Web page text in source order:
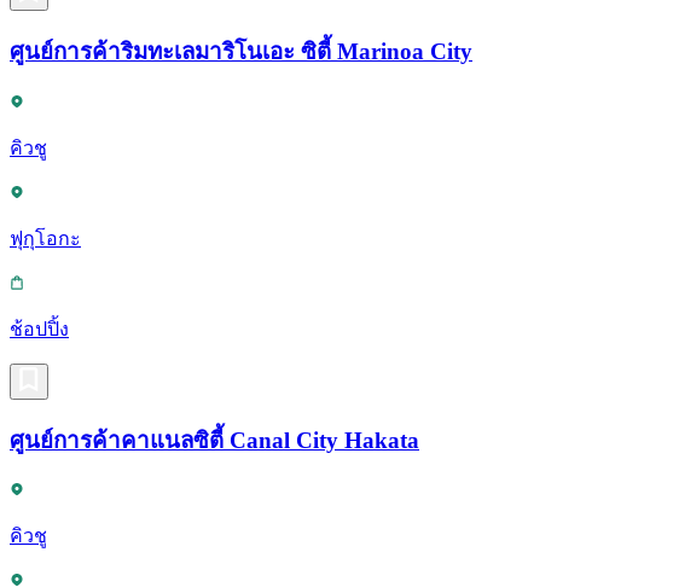
ศูนย์การค้าริมทะเลมาริโนเอะ ซิตี้ Marinoa City
คิวชู
ฟุกุโอกะ
ช้อปปิ้ง
ศูนย์การค้าคาแนลซิตี้ Canal City Hakata
คิวชู